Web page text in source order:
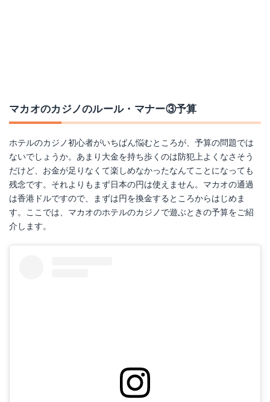
マカオのカジノのルール・マナー③予算
ホテルのカジノ初心者がいちばん悩むところが、予算の問題では
ないでしょうか。あまり大金を持ち歩くのは防犯上よくなさそう
だけど、お金が足りなくて楽しめなかったなんてことになっても
残念です。それよりもまず日本の円は使えません。マカオの通過
は香港ドルですので、まずは円を換金するところからはじめま
す。ここでは、マカオのホテルのカジノで遊ぶときの予算をご紹
介します。